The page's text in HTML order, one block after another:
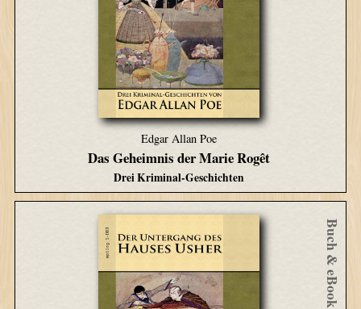
Edgar Allan Poe
Das Geheimnis der Marie Rogêt
Drei Kriminal-Geschichten
Buch & eBook